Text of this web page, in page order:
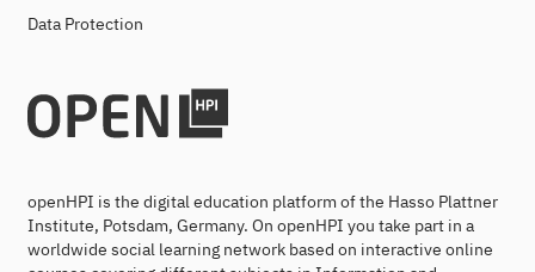
Data Protection
openHPI is the digital education platform of the Hasso Plattner
Institute, Potsdam, Germany. On openHPI you take part in a
worldwide social learning network based on interactive online